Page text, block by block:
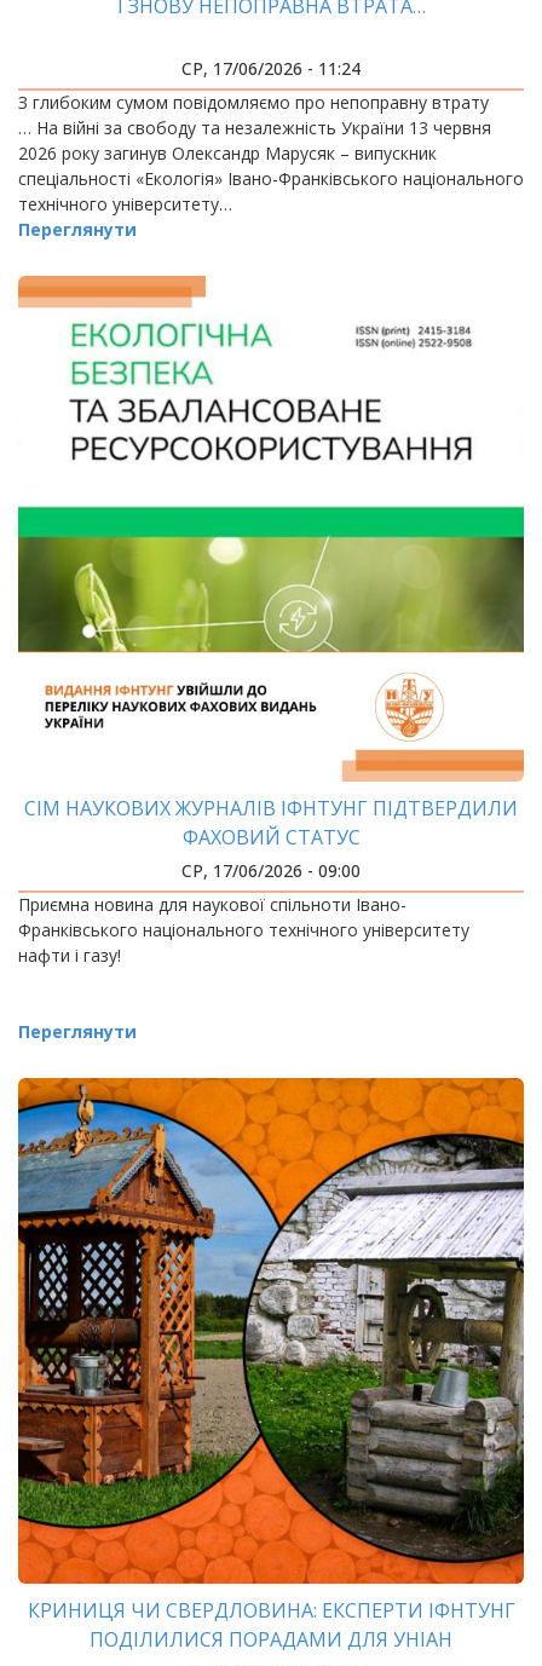
І ЗНОВУ НЕПОПРАВНА ВТРАТА…
СР, 17/06/2026 - 11:24
З глибоким сумом повідомляємо про непоправну втрату
… На війні за свободу та незалежність України 13 червня
2026 року загинув Олександр Марусяк – випускник
спеціальності «Екологія» Івано-Франківського національного
технічного університету…
Переглянути
СІМ НАУКОВИХ ЖУРНАЛІВ ІФНТУНГ ПІДТВЕРДИЛИ
ФАХОВИЙ СТАТУС
СР, 17/06/2026 - 09:00
Приємна новина для наукової спільноти Івано-
Франківського національного технічного університету
нафти і газу!
Переглянути
КРИНИЦЯ ЧИ СВЕРДЛОВИНА: ЕКСПЕРТИ ІФНТУНГ
ПОДІЛИЛИСЯ ПОРАДАМИ ДЛЯ УНІАН